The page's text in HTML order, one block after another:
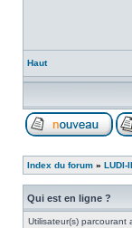
Haut
Index du forum » LUDI-
Qui est en ligne ?
Utilisateur(s) parcourant